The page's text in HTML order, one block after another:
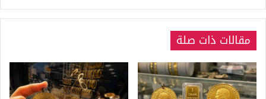
مقالات ذات صلة